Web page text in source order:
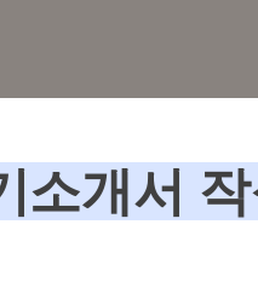
소개서